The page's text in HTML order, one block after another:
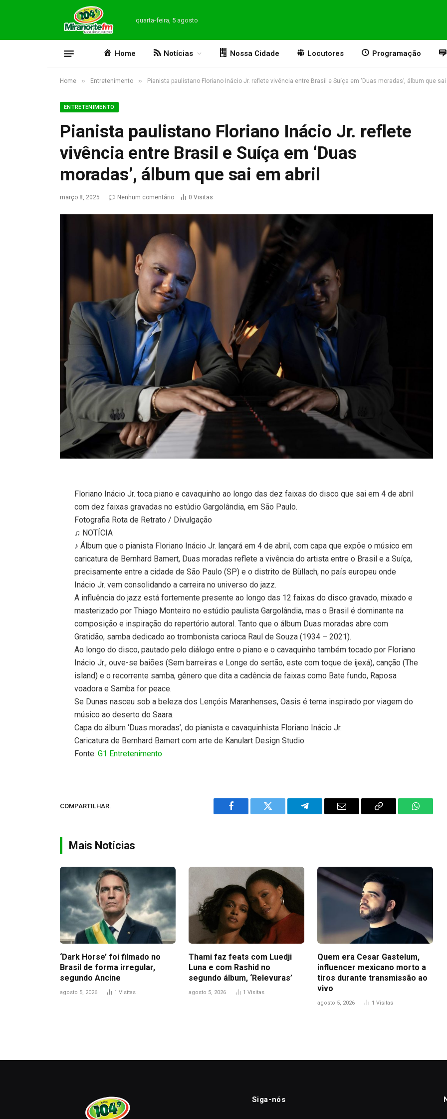
quarta-feira, 5 agosto
Home Notícias Nossa Cidade Locutores Programação
Home » Entretenimento » Pianista paulistano Floriano Inácio Jr. reflete vivência entre Brasil e Suíça em ‘Duas moradas’, álbum que sai
ENTRETENIMENTO
Pianista paulistano Floriano Inácio Jr. reflete
vivência entre Brasil e Suíça em ‘Duas
moradas’, álbum que sai em abril
março 8, 2025 Nenhum comentário 0 Visitas
Floriano Inácio Jr. toca piano e cavaquinho ao longo das dez faixas do disco que sai em 4 de abril
com dez faixas gravadas no estúdio Gargolândia, em São Paulo.
Fotografia Rota de Retrato / Divulgação
♫ NOTÍCIA
♪ Álbum que o pianista Floriano Inácio Jr. lançará em 4 de abril, com capa que expõe o músico em
caricatura de Bernhard Bamert, Duas moradas reflete a vivência do artista entre o Brasil e a Suíça,
precisamente entre a cidade de São Paulo (SP) e o distrito de Büllach, no país europeu onde
Inácio Jr. vem consolidando a carreira no universo do jazz.
A influência do jazz está fortemente presente ao longo das 12 faixas do disco gravado, mixado e
masterizado por Thiago Monteiro no estúdio paulista Gargolândia, mas o Brasil é dominante na
composição e inspiração do repertório autoral. Tanto que o álbum Duas moradas abre com
Gratidão, samba dedicado ao trombonista carioca Raul de Souza (1934 – 2021).
Ao longo do disco, pautado pelo diálogo entre o piano e o cavaquinho também tocado por Floriano
Inácio Jr., ouve-se baiões (Sem barreiras e Longe do sertão, este com toque de ijexá), canção (The
island) e o recorrente samba, gênero que dita a cadência de faixas como Bate fundo, Raposa
voadora e Samba for peace.
Se Dunas nasceu sob a beleza dos Lençóis Maranhenses, Oasis é tema inspirado por viagem do
músico ao deserto do Saara.
Capa do álbum ‘Duas moradas’, do pianista e cavaquinhista Floriano Inácio Jr.
Caricatura de Bernhard Bamert com arte de Kanulart Design Studio
Fonte:G1 Entretenimento
COMPARTILHAR.
Facebook Twitter Telegram Email
Copy
Mais Notícias
‘Dark Horse’ foi filmado no
Brasil de forma irregular,
segundo Ancine
agosto 5, 2026 1 Visitas
Thami faz feats com Luedji
Luna e com Rashid no
segundo álbum, ‘Relevuras’
agosto 5, 2026 1 Visitas
Quem era Cesar Gastelum,
influencer mexicano morto a
tiros durante transmissão ao
vivo
agosto 5, 2026 1 Visitas
Siga-nós